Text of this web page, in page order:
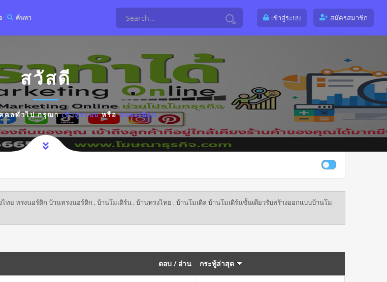
ค้นหา เข้าสู่ระบบ สมัครสมาชิก
สวัสดี
คลทั่วไปกรุณาเข้าสู่ระบบหรือลงทะเบียน
ทย ทรงนอร์ดิก บ้านทรงนอร์ดิก , บ้านโมเดิร์น , บ้านทรงไทย , บ้านโมเดิล บ้านโมเดิร์นชั้นเดียวรับสร้างออกแบบบ้านโม
ตอบ / อ่าน กระทู้ล่าสุด